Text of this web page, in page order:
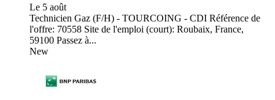
Le 5 août
Technicien Gaz (F/H) - TOURCOING - CDI Référence de
l'offre: 70558 Site de l'emploi (court): Roubaix, France,
59100 Passez à...
New